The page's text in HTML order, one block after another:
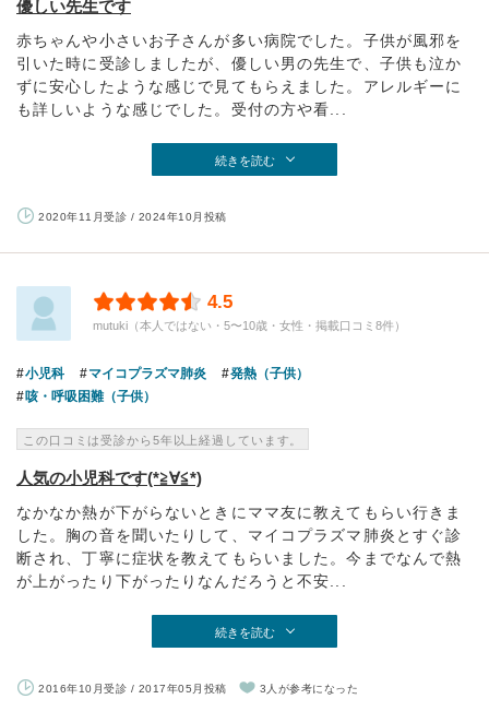
優しい先生です
赤ちゃんや小さいお子さんが多い病院でした。子供が風邪を
引いた時に受診しましたが、優しい男の先生で、子供も泣か
ずに安心したような感じで見てもらえました。アレルギーに
も詳しいような感じでした。受付の方や看...
続きを読む
2020年11月受診 / 2024年10月投稿
4.5
mutuki（本人ではない・5〜10歳・女性・掲載口コミ8件）
小児科 マイコプラズマ肺炎
発熱（子供）
咳・呼吸困難（子供）
この口コミは受診から5年以上経過しています。
人気の小児科です(*≧∀≦*)
なかなか熱が下がらないときにママ友に教えてもらい行きま
した。胸の音を聞いたりして、マイコプラズマ肺炎とすぐ診
断され、丁寧に症状を教えてもらいました。今までなんで熱
が上がったり下がったりなんだろうと不安...
続きを読む
2016年10月受診 / 2017年05月投稿 3人が参考になった